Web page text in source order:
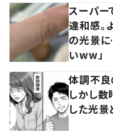
スーパー
違和感。
の光景に
いww」
体調不良
しかし数
した光景